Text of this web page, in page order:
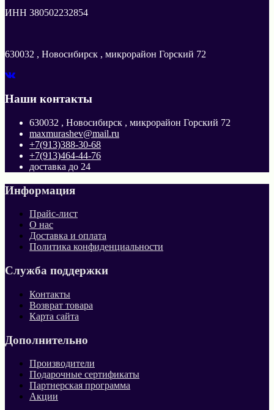
ИНН 380502232854
630032 , Новосибирск , микрорайон Горский 72
Наши контакты
630032 , Новосибирск , микрорайон Горский 72
maxmurashev@mail.ru
+7(913)388-30-68
+7(913)464-44-76
доставка до 24
Информация
Прайс-лист
О нас
Доставка и оплата
Политика конфиденциальности
Служба поддержки
Контакты
Возврат товара
Карта сайта
Дополнительно
Производители
Подарочные сертификаты
Партнерская программа
Акции